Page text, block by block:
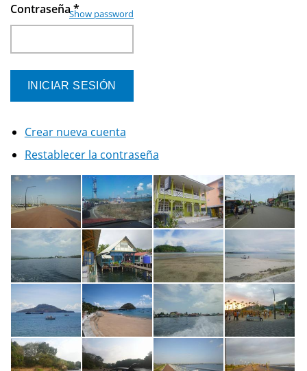
Contraseña*
Show password
Crear nueva cuenta
Restablecer la contraseña